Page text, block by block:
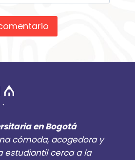
en Bogotá
cómoda, acogedora y
estudiantil cerca a la